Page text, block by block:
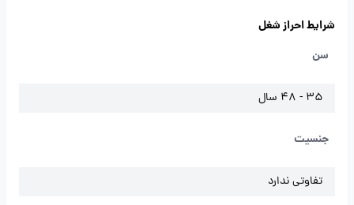
شرایط احراز شغل
سن
35 - 48 سال
جنسیت
تفاوتی ندارد